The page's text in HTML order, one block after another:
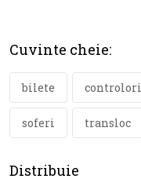
Cuvinte cheie:
bilete controlori
soferi transloc
Distribuie